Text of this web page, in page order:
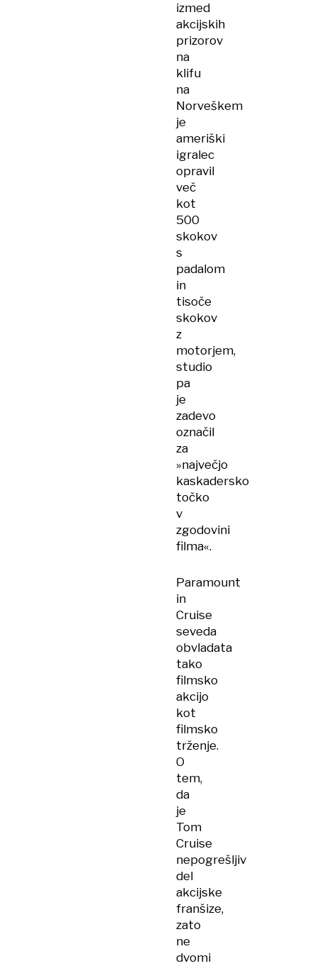
izmed
akcijskih
prizorov
na
klifu
na
Norveškem
je
ameriški
igralec
opravil
več
kot
500
skokov
s
padalom
in
tisoče
skokov
z
motorjem,
studio
pa
je
zadevo
označil
za
»največjo
kaskadersko
točko
v
zgodovini
filma«.
Paramount
in
Cruise
seveda
obvladata
tako
filmsko
akcijo
kot
filmsko
trženje.
O
tem,
da
je
Tom
Cruise
nepogrešljiv
del
akcijske
franšize,
zato
ne
dvomi